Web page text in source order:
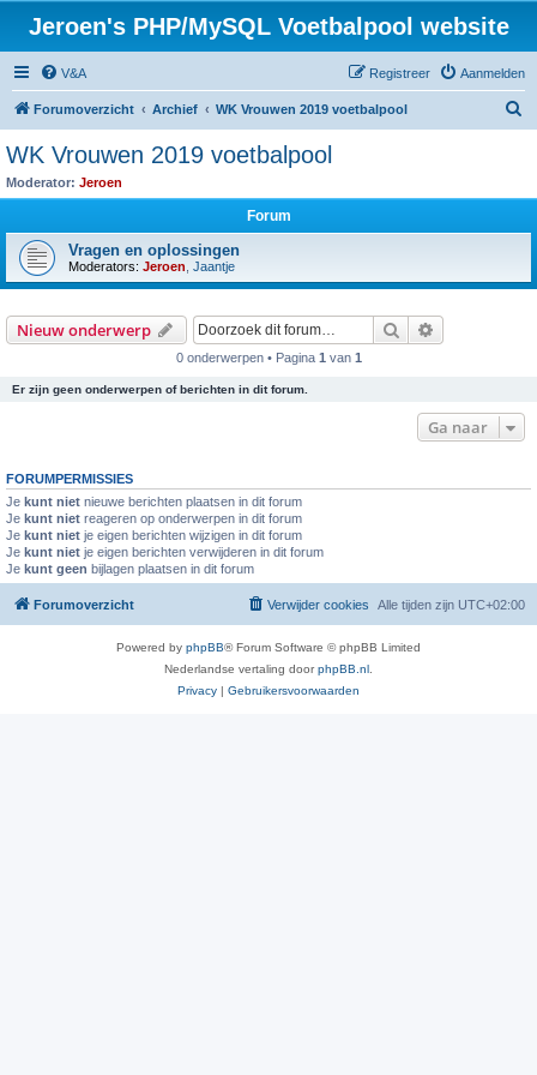
Jeroen's PHP/MySQL Voetbalpool website
V&A Aanmelden
Registreer
Forumoverzicht Archief WK Vrouwen 2019 voetbalpool
WK Vrouwen 2019 voetbalpool
Moderator: Jeroen
Forum
Vragen en oplossingen
Moderators: Jeroen Jaantje
Nieuw onderwerp Zoek
0 onderwerpen • Pagina 1 van 1
Er zijn geen onderwerpen of berichten in dit forum.
Ga naar
FORUMPERMISSIES
Je kunt niet nieuwe berichten plaatsen in dit forum
Je kunt niet reageren op onderwerpen in dit forum
Je kunt niet je eigen berichten wijzigen in dit forum
Je kunt niet je eigen berichten verwijderen in dit forum
Je kunt geen bijlagen plaatsen in dit forum
Forumoverzicht Alle tijden zijn UTC+02:00
Verwijder cookies
Powered by phpBB® Forum Software © phpBB Limited
Nederlandse vertaling doorphpBB.nl
Privacy | Gebruikersvoorwaarden